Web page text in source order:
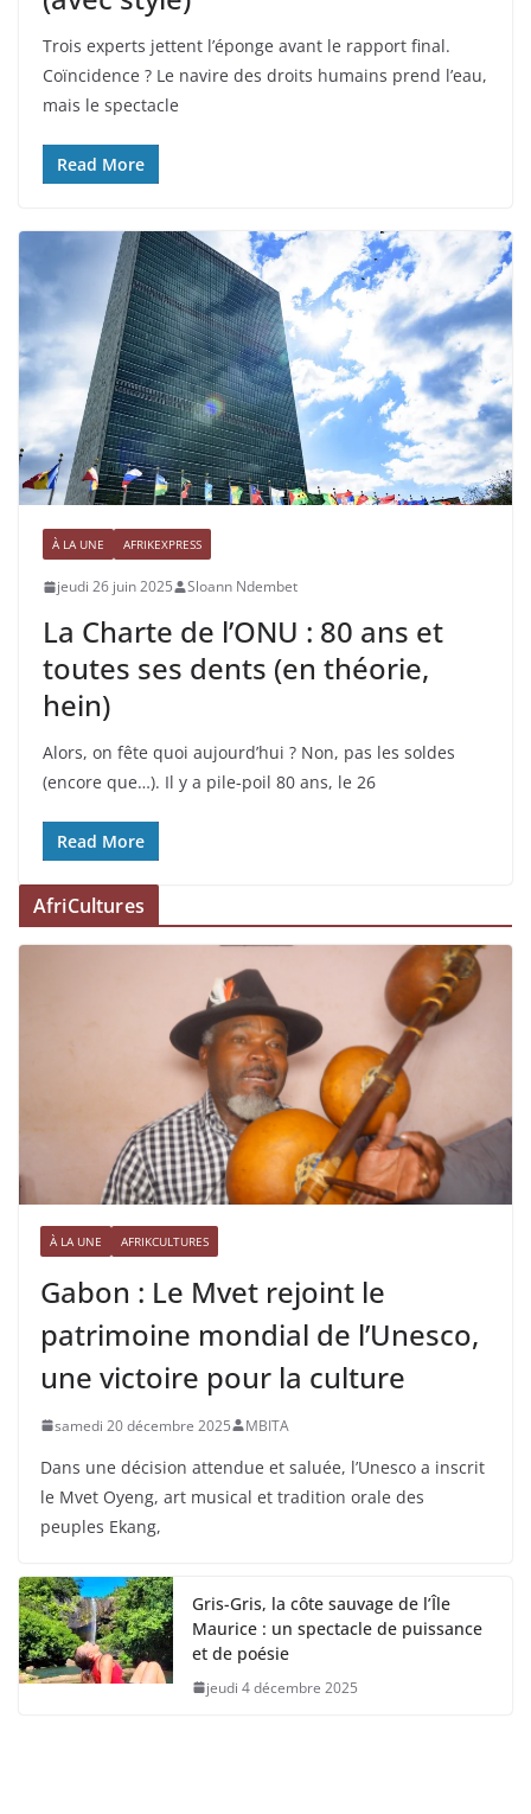
Trois experts jettent l’éponge avant le rapport final.
Coïncidence ? Le navire des droits humains prend l’eau,
mais le spectacle
Read More
À LA UNE AFRIKEXPRESS
jeudi 26 juin 2025 Sloann Ndembet
La Charte de l’ONU : 80 ans et
toutes ses dents (en théorie,
hein)
Alors, on fête quoi aujourd’hui ? Non, pas les soldes
(encore que…). Il y a pile-poil 80 ans, le 26
Read More
AfriCultures
À LA UNE AFRIKCULTURES
Gabon : Le Mvet rejoint le
patrimoine mondial de l’Unesco,
une victoire pour la culture
samedi 20 décembre 2025 MBITA
Dans une décision attendue et saluée, l’Unesco a inscrit
le Mvet Oyeng, art musical et tradition orale des
peuples Ekang,
Gris-Gris, la côte sauvage de l’Île
Maurice : un spectacle de puissance
et de poésie
jeudi 4 décembre 2025